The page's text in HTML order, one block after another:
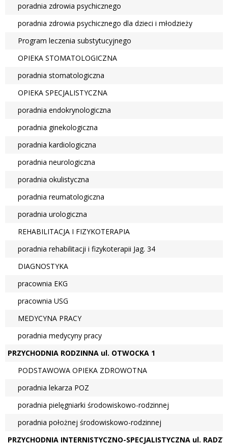
poradnia zdrowia psychicznego
poradnia zdrowia psychicznego dla dzieci i młodzieży
Program leczenia substytucyjnego
OPIEKA STOMATOLOGICZNA
poradnia stomatologiczna
OPIEKA SPECJALISTYCZNA
poradnia endokrynologiczna
poradnia ginekologiczna
poradnia kardiologiczna
poradnia neurologiczna
poradnia okulistyczna
poradnia reumatologiczna
poradnia urologiczna
REHABILITACJA I FIZYKOTERAPIA
poradnia rehabilitacji i fizykoterapii Jag. 34
DIAGNOSTYKA
pracownia EKG
pracownia USG
MEDYCYNA PRACY
poradnia medycyny pracy
PRZYCHODNIA RODZINNA ul. OTWOCKA 1
PODSTAWOWA OPIEKA ZDROWOTNA
poradnia lekarza POZ
poradnia pielęgniarki środowiskowo-rodzinnej
poradnia położnej środowiskowo-rodzinnej
PRZYCHODNIA INTERNISTYCZNO-SPECJALISTYCZNA ul.